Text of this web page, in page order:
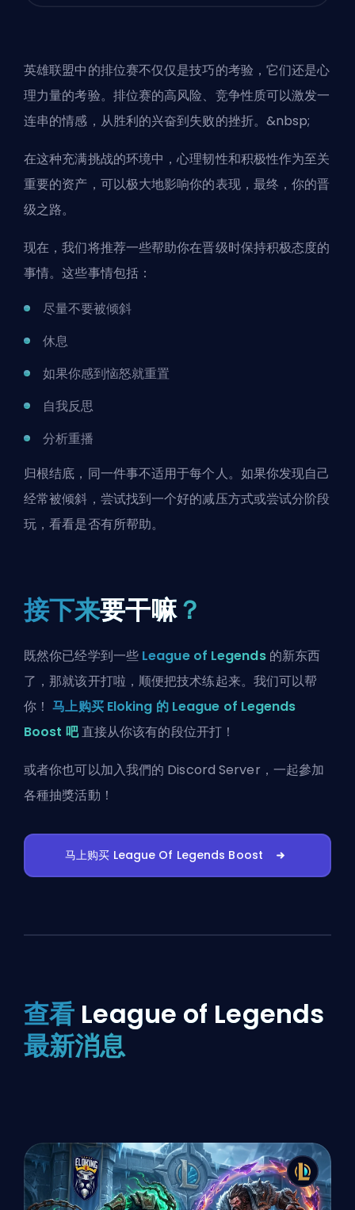
英雄联盟中的排位赛不仅仅是技巧的考验，它们还是心
理力量的考验。排位赛的高风险、竞争性质可以激发一
连串的情感，从胜利的兴奋到失败的挫折。&nbsp;
在这种充满挑战的环境中，心理韧性和积极性作为至关
重要的资产，可以极大地影响你的表现，最终，你的晋
级之路。
现在，我们将推荐一些帮助你在晋级时保持积极态度的
事情。这些事情包括：
尽量不要被倾斜
休息
如果你感到恼怒就重置
自我反思
分析重播
归根结底，同一件事不适用于每个人。如果你发现自己
经常被倾斜，尝试找到一个好的减压方式或尝试分阶段
玩，看看是否有所帮助。
接下来要干嘛？
既然你已经学到一些 League of Legends的新东西
了，那就该开打啦，顺便把技术练起来。我们可以帮
你！马上购买 Eloking 的 League of Legends
Boost 吧直接从你该有的段位开打！
或者你也可以加入我們的 Discord Server ，一起參加
各種抽獎活動！
马上购买 League Of Legends Boost
查看 League of Legends
最新消息